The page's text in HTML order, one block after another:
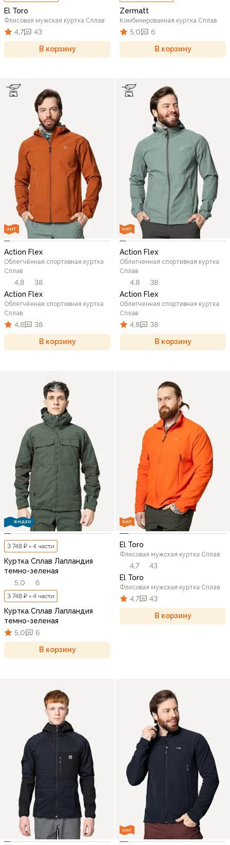
El Toro
Флисовая мужская куртка Сплав
4,7 43
В корзину
Zermatt
Комбинированная куртка Сплав
5,0 6
В корзину
ХИТ
Action Flex
Облегчённая спортивная куртка
Сплав
4,8
38
Action Flex
Облегчённая спортивная куртка
Сплав
4,8 38
В корзину
ХИТ
Action Flex
Облегченная спортивная куртка
Сплав
4,8
38
Action Flex
Облегченная спортивная куртка
Сплав
4,8 38
В корзину
ВИДЕО
3 748 ₽ × 4 части
Куртка Сплав Лапландия
темно-зеленая
5,0
6
3 748 ₽ × 4 части
Куртка Сплав Лапландия
темно-зеленая
5,0
6
В корзину
ХИТ
El Toro
Флисовая мужская куртка Сплав
4,7
43
El Toro
Флисовая мужская куртка Сплав
4,7 43
В корзину
ХИТ